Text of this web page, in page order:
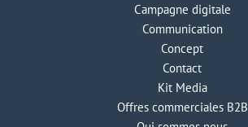
Campagne digitale
Communication
Concept
Contact
Kit Media
Offres commerciales B2B